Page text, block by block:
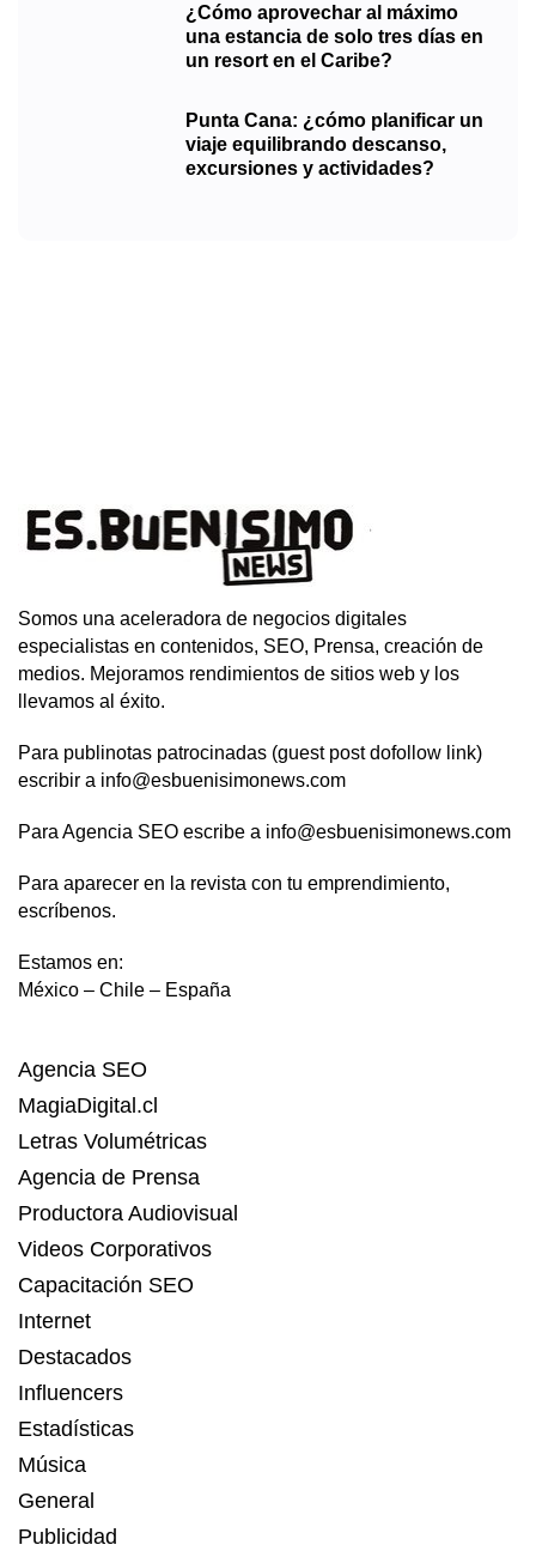
¿Cómo aprovechar al máximo
una estancia de solo tres días en
un resort en el Caribe?
Punta Cana: ¿cómo planificar un
viaje equilibrando descanso,
excursiones y actividades?
Somos una aceleradora de negocios digitales
especialistas en contenidos, SEO, Prensa, creación de
medios. Mejoramos rendimientos de sitios web y los
llevamos al éxito.
Para publinotas patrocinadas (guest post dofollow link)
escribir a info@esbuenisimonews.com
Para Agencia SEO escribe a info@esbuenisimonews.com
Para aparecer en la revista con tu emprendimiento,
escríbenos.
Estamos en:
México – Chile – España
Agencia SEO
MagiaDigital.cl
Letras Volumétricas
Agencia de Prensa
Productora Audiovisual
Videos Corporativos
Capacitación SEO
Internet
Destacados
Influencers
Estadísticas
Música
General
Publicidad